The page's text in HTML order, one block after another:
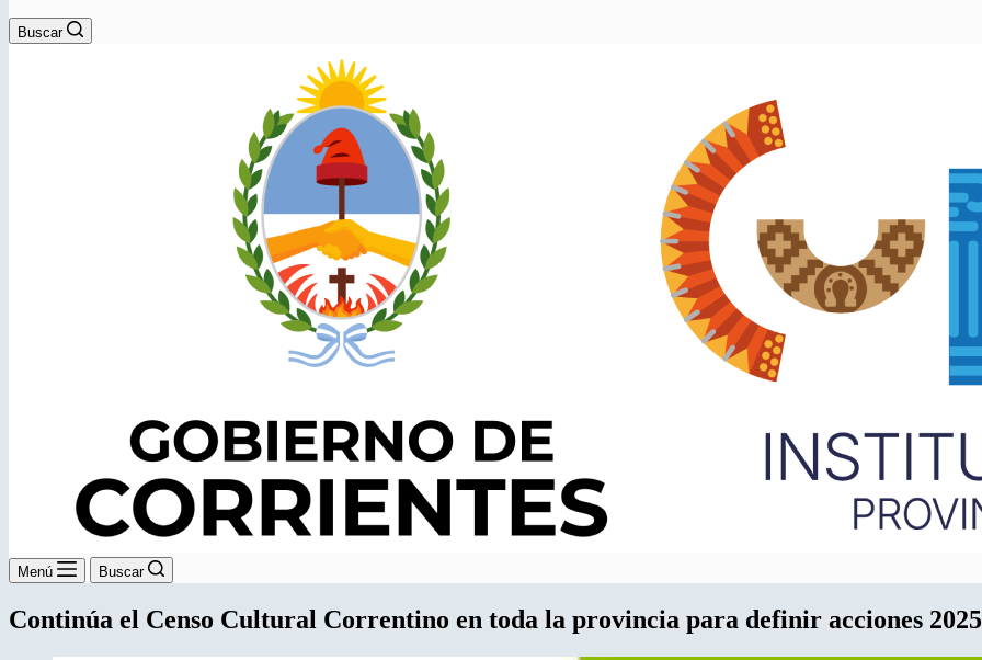
Buscar
Menú Buscar
Continúa el Censo Cultural Correntino en toda la provincia para definir acciones 2025